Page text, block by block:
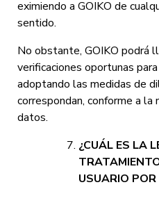
eximiendo a GOIKO de
sentido.
No obstante, GOIKO podrá
verificaciones oportunas
adoptando las medidas de
correspondan, conforme a
datos.
¿CUÁL ES LA
USUARIO